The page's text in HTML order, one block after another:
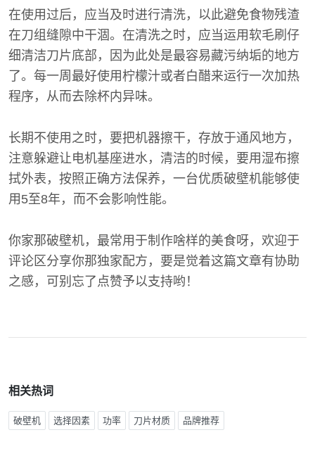
在使用过后，应当及时进行清洗，以此避免食物残渣
在刀组缝隙中干涸。在清洗之时，应当运用软毛刷仔
细清洁刀片底部，因为此处是最容易藏污纳垢的地方
了。每一周最好使用柠檬汁或者白醋来运行一次加热
程序，从而去除杯内异味。
长期不使用之时，要把机器擦干，存放于通风地方，
注意躲避让电机基座进水，清洁的时候，要用湿布擦
拭外表，按照正确方法保养，一台优质破壁机能够使
用5至8年，而不会影响性能。
你家那破壁机，最常用于制作啥样的美食呀，欢迎于
评论区分享你那独家配方，要是觉着这篇文章有协助
之感，可别忘了点赞予以支持哟！
相关热词
破壁机 选择因素 功率 刀片材质 品牌推荐